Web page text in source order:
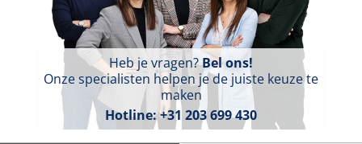
Heb je vragen?Bel ons!
Onze specialisten helpen je de juiste keuze te
maken
Hotline:+31 203 699 430